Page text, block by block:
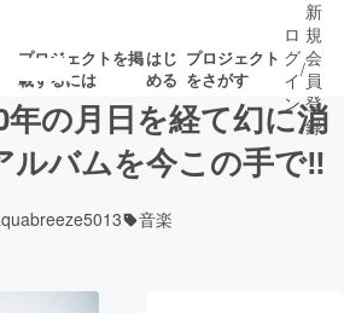
プロジェクトを掲
載するには
はじ
める
プロジェクト
をさがす
クト
募集終了が近いプ
ロジェクト
ロ
グ
イ
ン
/
新
規
会
員
登
録
年の月日を経て幻に消
ルバムを今この手で‼︎
音楽